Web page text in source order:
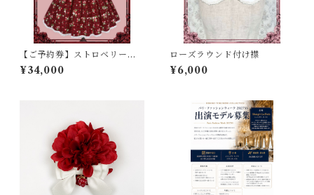
【ご予約券】ストロベリーチ
ェックワンピース
¥34,000
ローズラウンド付け襟
¥6,000